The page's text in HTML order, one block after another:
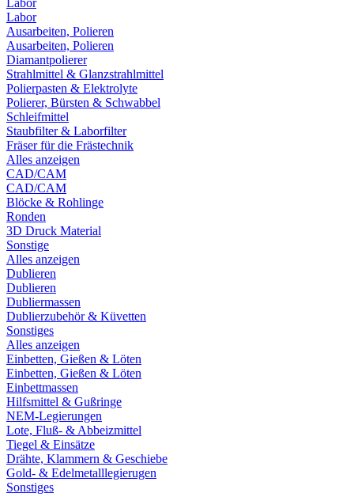
Labor
Labor
Ausarbeiten, Polieren
Ausarbeiten, Polieren
Diamantpolierer
Strahlmittel & Glanzstrahlmittel
Polierpasten & Elektrolyte
Polierer, Bürsten & Schwabbel
Schleifmittel
Staubfilter & Laborfilter
Fräser für die Frästechnik
Alles anzeigen
CAD/CAM
CAD/CAM
Blöcke & Rohlinge
Ronden
3D Druck Material
Sonstige
Alles anzeigen
Dublieren
Dublieren
Dubliermassen
Dublierzubehör & Küvetten
Sonstiges
Alles anzeigen
Einbetten, Gießen & Löten
Einbetten, Gießen & Löten
Einbettmassen
Hilfsmittel & Gußringe
NEM-Legierungen
Lote, Fluß- & Abbeizmittel
Tiegel & Einsätze
Drähte, Klammern & Geschiebe
Gold- & Edelmetalllegierugen
Sonstiges